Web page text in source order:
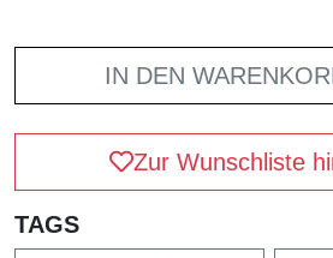
IN DEN
Zur Wunschliste
TAGS